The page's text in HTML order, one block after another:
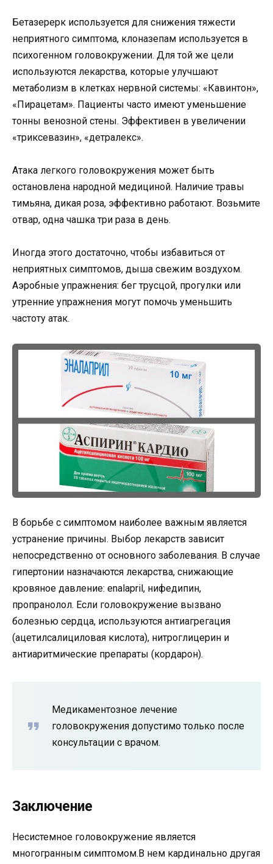
Бетазерерк используется для снижения тяжести
неприятного симптома, клоназепам используется в
психогенном головокружении. Для той же цели
используются лекарства, которые улучшают
метаболизм в клетках нервной системы: «Кавинтон»,
«Пирацетам». Пациенты часто имеют уменьшение
тонны венозной стены. Эффективен в увеличении
«триксевазин», «детралекс».
Атака легкого головокружения может быть
остановлена ​​народной медициной. Наличие травы
тимьяна, дикая роза, эффективно работают. Возьмите
отвар, одна чашка три раза в день.
Иногда этого достаточно, чтобы избавиться от
неприятных симптомов, дыша свежим воздухом.
Аэробные упражнения: бег трусцой, прогулки или
утренние упражнения могут помочь уменьшить
частоту атак.
В борьбе с симптомом наиболее важным является
устранение причины. Выбор лекарств зависит
непосредственно от основного заболевания. В случае
гипертонии назначаются лекарства, снижающие
кровяное давление: enalapril, нифедипин,
пропранолол. Если головокружение вызвано
болезнью сердца, используются антиагрегация
(ацетилсалициловая кислота), нитроглицерин и
антиаритмические препараты (кордарон).
Медикаментозное лечение
головокружения допустимо только после
консультации с врачом.
Заключение
Несистемное головокружение является
многогранным симптомом.В нем кардинально другая